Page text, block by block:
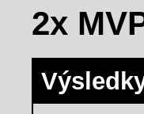
2x